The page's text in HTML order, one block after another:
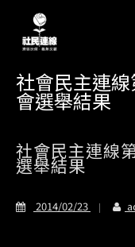
社會民主連
會選舉結果
社會民主連線
選舉結果
2014/02/23